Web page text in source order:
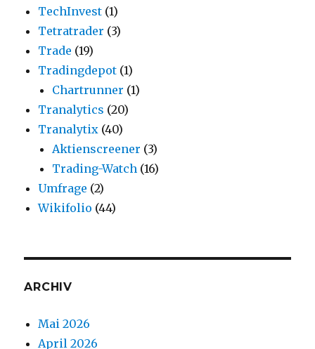
TechInvest (1)
Tetratrader (3)
Trade (19)
Tradingdepot (1)
Chartrunner (1)
Tranalytics (20)
Tranalytix (40)
Aktienscreener (3)
Trading-Watch (16)
Umfrage (2)
Wikifolio (44)
ARCHIV
Mai 2026
April 2026